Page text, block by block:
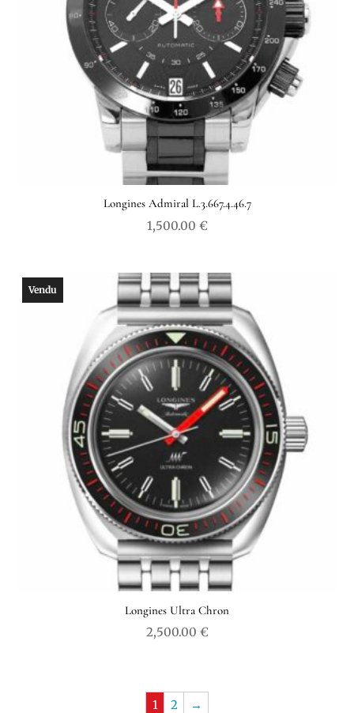
Longines Admiral L.3.667.4.46.7
1,500.00 €
Vendu
Longines Ultra Chron
2,500.00 €
1 2 →